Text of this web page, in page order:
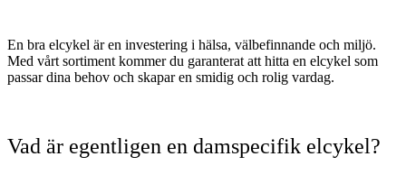
En bra elcykel är en investering i hälsa, välbefinnande och miljö.
Med vårt sortiment kommer du garanterat att hitta en elcykel som
passar dina behov och skapar en smidig och rolig vardag.
Vad är egentligen en damspecifik elcykel?